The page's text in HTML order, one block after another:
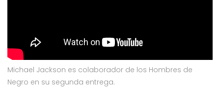
Michael Jackson es colaborador de los Hombres de
Negro en su segunda entrega.